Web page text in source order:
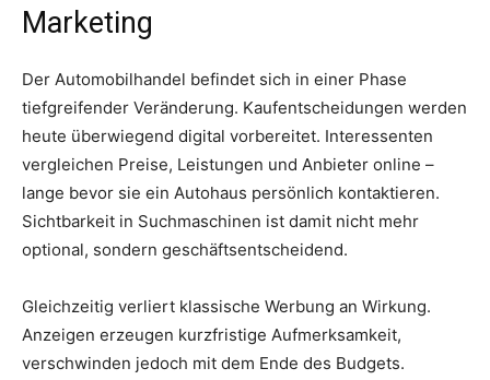
Marketing
Der Automobilhandel befindet sich in einer Phase
tiefgreifender Veränderung. Kaufentscheidungen werden
heute überwiegend digital vorbereitet. Interessenten
vergleichen Preise, Leistungen und Anbieter online –
lange bevor sie ein Autohaus persönlich kontaktieren.
Sichtbarkeit in Suchmaschinen ist damit nicht mehr
optional, sondern geschäftsentscheidend.
Gleichzeitig verliert klassische Werbung an Wirkung.
Anzeigen erzeugen kurzfristige Aufmerksamkeit,
verschwinden jedoch mit dem Ende des Budgets.